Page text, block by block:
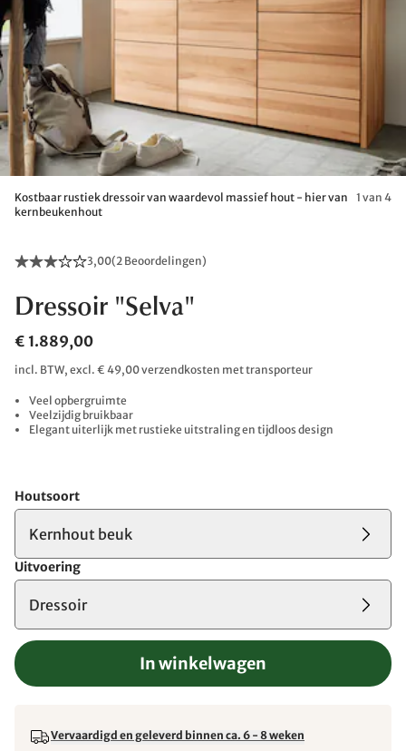
Kostbaar rustiek dressoir van waardevol massief hout - hier van
kernbeukenhout
1 van 4
3,00(2 Beoordelingen)
Dressoir "Selva"
€ 1.889,00
incl. BTW, excl. € 49,00 verzendkosten met transporteur
Veel opbergruimte
Veelzijdig bruikbaar
Elegant uiterlijk met rustieke uitstraling en tijdloos design
Houtsoort
Kernhout beuk
Uitvoering
Dressoir
In winkelwagen
Vervaardigd en geleverd binnen ca. 6 - 8 weken